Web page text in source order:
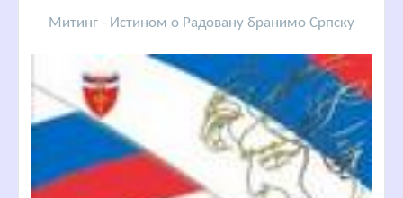
Митинг - Истином о Радовану бранимо Српску